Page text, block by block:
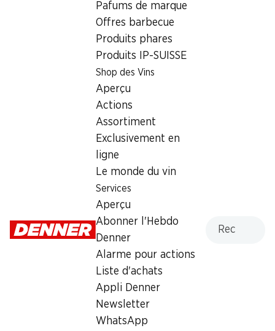
Pafums de marque
Offres barbecue
Produits phares
Produits IP-SUISSE
Shop des Vins
Aperçu
Actions
Assortiment
Exclusivement en
ligne
Le monde du vin
Services
Aperçu
Abonner l'Hebdo
Denner
Alarme pour actions
Liste d'achats
Appli Denner
Newsletter
WhatsApp
Rue de Monthoux 57, 1201 Genève
Voir l’itinéraire
Heures d'ouverture
Mardi
Retrait d'espèces avec la carte